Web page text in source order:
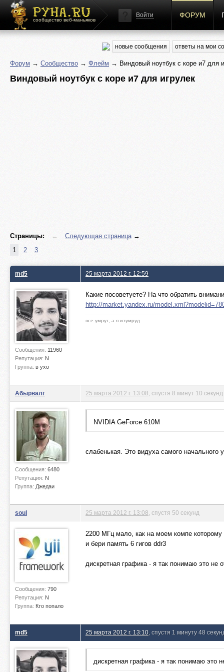
сообщество веб-маньяков
Войти ФОРУМ
новые сообщения ответы на мои
Форум → Сообщество → Флейм → Виндовый ноутбук с коре и7 для
Виндовый ноутбук с коре и7 для игрулек
Страницы: ← Следующая страница→
1
2 3
md5
Сообщения: 11960
Репутация: N
Группа: в ухо
25 марта 2012 г. 12:59
Какие посоветуете? На что обратить
http://market.yandex.ru/
все умрут, а я изумруд
Абырвалг
Сообщения: 6480
Репутация: N
Группа: Джедаи
25 марта 2012 г. 13:08 , спустя 8 минут 10 секунд
NVIDIA GeForce 610M
слабенькая. Это видуха самого начального
soul
Сообщения: 790
Репутация: N
Группа: Кто попало
25 марта 2012 г. 13:08 , спустя 50 секунд
2200 МГц мало, как на моем компе которому
и бери память 6 гигов ddr3
дискретная графика - я так понимаю это не
md5 25 марта 2012 г. 13:10 , спустя 1 минуту 48
дискретная графика - я так понимаю это